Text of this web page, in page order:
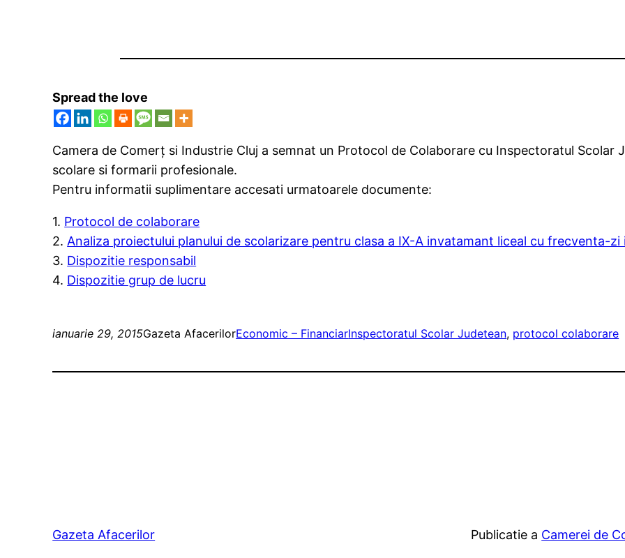
Spread the love
Camera de Comerț si Industrie Cluj a semnat un Protocol de Colaborare cu Inspectoratul
scolare si formarii profesionale.
Pentru informatii suplimentare accesati urmatoarele documente:
1. Protocol de colaborare
2. Analiza proiectului planului de scolarizare pentru clasa a IX-A invatamant liceal cu frecventa-
3. Dispozitie responsabil
4. Dispozitie grup de lucru
ianuarie 29, 2015Gazeta AfacerilorEconomic – FinanciarInspectoratul Scolar Judetean, protocol colaborare
Gazeta Afacerilor Publicatie a Camerei de